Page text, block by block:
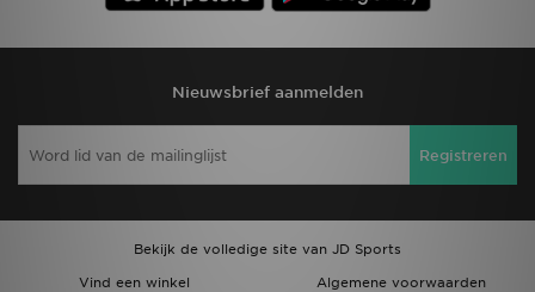
Nieuwsbrief aanmelden
Registreren
Bekijk de volledige site van JD Sports
Vind een winkel
Algemene voorwaarden